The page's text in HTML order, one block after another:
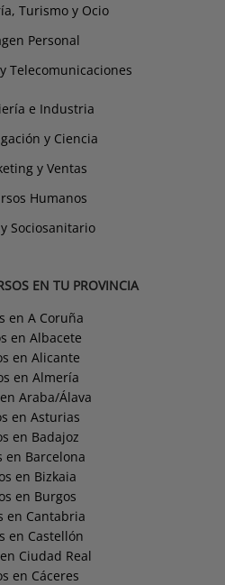
Turismo y Ocio
Personal
Telecomunicaciones
e Industria
y Ciencia
y Ventas
Humanos
Sociosanitario
EN TU PROVINCIA
en A Coruña
en Albacete
en Alicante
en Almería
Araba/Álava
en Asturias
en Badajoz
en Barcelona
en Bizkaia
en Burgos
en Cantabria
en Castellón
Ciudad Real
en Cáceres